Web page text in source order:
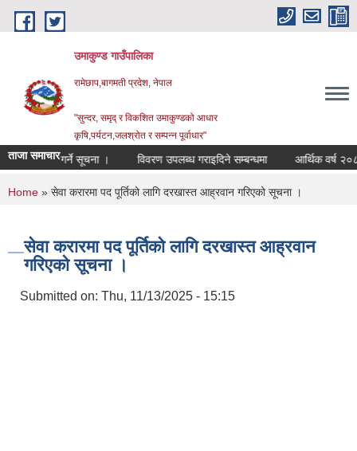
Skip to main content
उमाकुण्ड गाउँपालिका
रामेछाप,बागमती प्रदेश, नेपाल
"सुन्दर, समृद् र विकशित उमाकुण्डको आधार
कृषि,पर्यटन,जलश्रोत र सम्पन्न पूर्वाधार"
ताजा समाचार
पेश गर्ने सूचना । विवरण उपलब्ध गराइदिने सम्बन्धमा आर्थिक वर्ष २०८३/८४
You are here
Home » सेवा करारमा पद पूर्तिको लागि दरखास्त आह्रवान गरिएको सूचना ।
सेवा करारमा पद पूर्तिको लागि दरखास्त आह्रवान
गरिएको सूचना ।
Submitted on: Thu, 11/13/2025 - 15:15